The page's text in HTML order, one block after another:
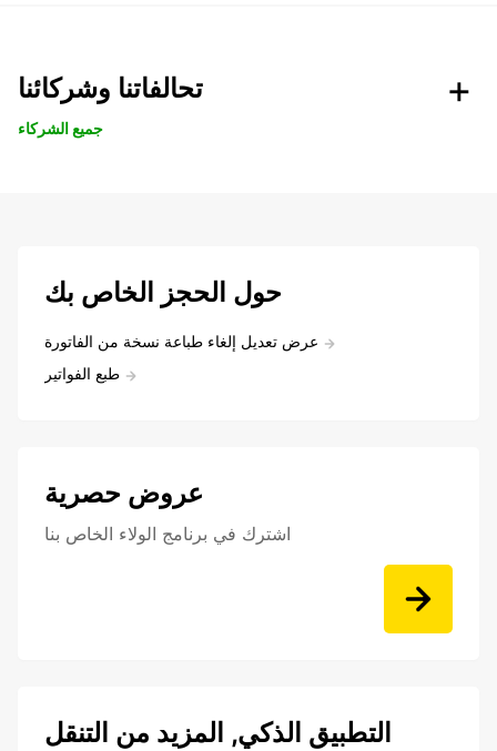
تحالفاتنا وشركائنا
جميع الشركاء
حول الحجز الخاص بك
عرض تعديل إلغاء طباعة نسخة من الفاتورة
طبع الفواتير
عروض حصرية
اشترك في برنامج الولاء الخاص بنا
التطبيق الذكي, المزيد من التنقل